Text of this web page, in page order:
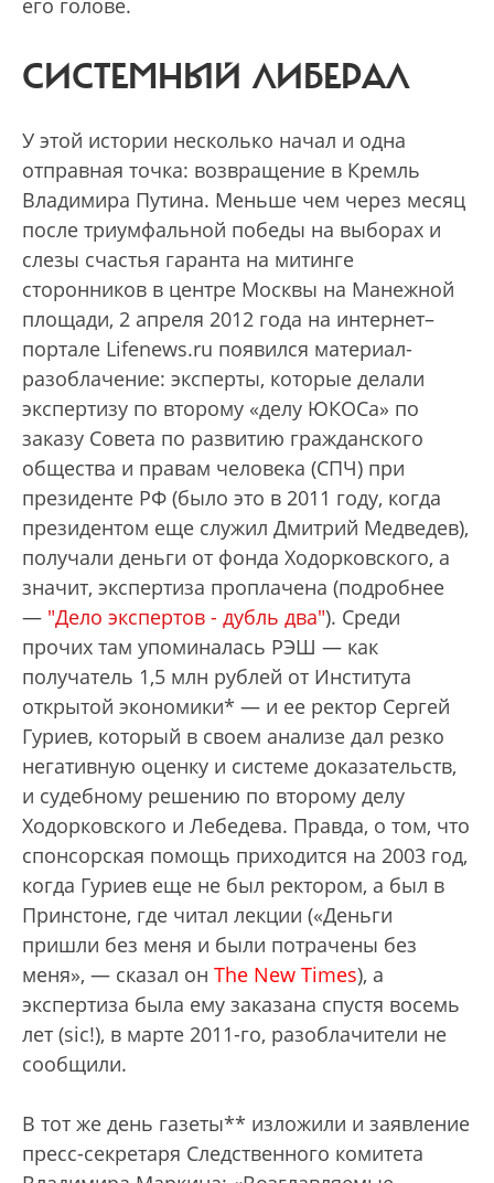
его голове.
СИСТЕМНЫЙ ЛИБЕРАЛ
У этой истории несколько начал и одна
отправная точка: возвращение в Кремль
Владимира Путина. Меньше чем через месяц
после триумфальной победы на выборах и
слезы счастья гаранта на митинге
сторонников в центре Москвы на Манежной
площади, 2 апреля 2012 года на интернет–
портале Lifenews.ru появился материал-
разоблачение: эксперты, которые делали
экспертизу по второму «делу ЮКОСа» по
заказу Совета по развитию гражданского
общества и правам человека (СПЧ) при
президенте РФ (было это в 2011 году, когда
президентом еще служил Дмитрий Медведев),
получали деньги от фонда Ходорковского, а
значит, экспертиза проплачена (подробнее
— "Дело экспертов - дубль два"). Среди
прочих там упоминалась РЭШ — как
получатель 1,5 млн рублей от Института
открытой экономики* — и ее ректор Сергей
Гуриев, который в своем анализе дал резко
негативную оценку и системе доказательств,
и судебному решению по второму делу
Ходорковского и Лебедева. Правда, о том, что
спонсорская помощь приходится на 2003 год,
когда Гуриев еще не был ректором, а был в
Принстоне, где читал лекции («Деньги
пришли без меня и были потрачены без
меня», — сказал он The New Times), а
экспертиза была ему заказана спустя восемь
лет (sic!), в марте 2011-го, разоблачители не
сообщили.
В тот же день газеты** изложили и заявление
пресс-секретаря Следственного комитета